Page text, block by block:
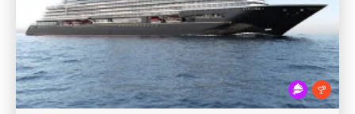
MS Westerdam
MS Zaandam
MS Zuiderdam
Hurtigruten